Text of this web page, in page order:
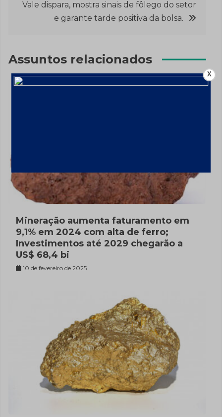
Post
Vale dispara, mostra sinais de fôlego do setor
e garante tarde positiva da bolsa.
Assuntos relacionados
Mineração aumenta faturamento em
9,1% em 2024 com alta de ferro;
Investimentos até 2029 chegarão a
US$ 68,4 bi
10 de fevereiro de 2025
X